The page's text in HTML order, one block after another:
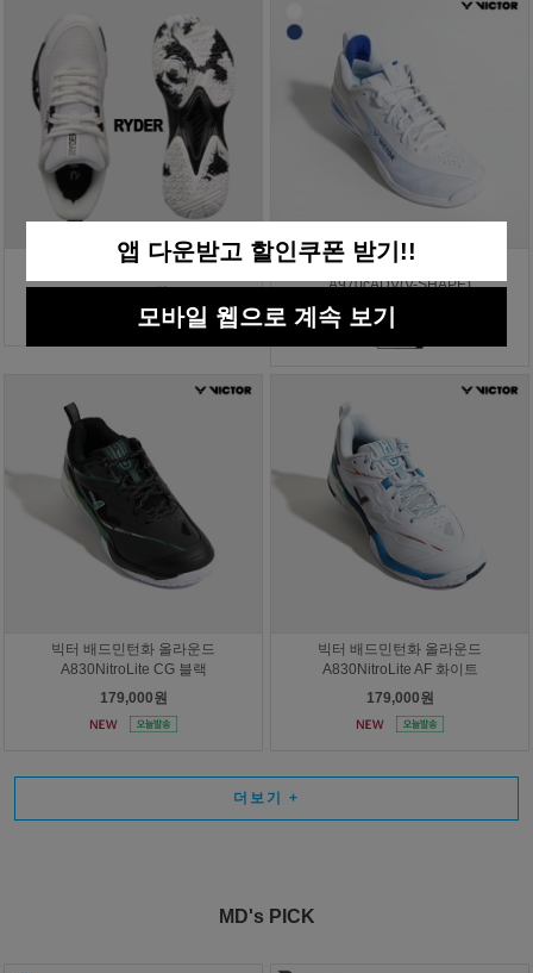
라이더 배드민턴화 RBS-8
빅터 배드민턴화 올라운드
A970cADV(V-SHAPE)
219,000원
빅터 배드민턴화 올라운드
A830NitroLite CG 블랙
179,000원
빅터 배드민턴화 올라운드
A830NitroLite AF 화이트
179,000원
더보기 +
MD's PICK
앱 다운받고 할인쿠폰 받기!!
모바일 웹으로 계속 보기